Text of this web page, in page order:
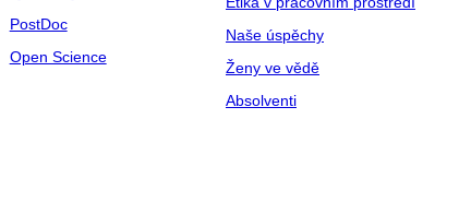
PostDoc
Open Science
Naše úspěchy
Ženy ve vědě
Absolventi